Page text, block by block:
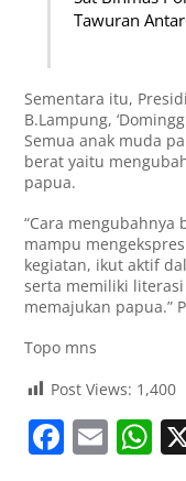
Tawuran
Sementara itu,
B.Lampung,
Semua anak muda
berat yaitu
papua.
“Cara mengubahnya
mampu
kegiatan, ikut aktif
serta memiliki
memajukan papua.”
Topo mns
Post Views: 1,400
F E W